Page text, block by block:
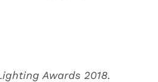
Awards 2018.